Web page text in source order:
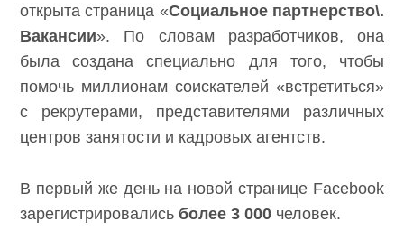
открыта страница «Социальное партнерство\.
Вакансии». По словам разработчиков, она
была создана специально для того, чтобы
помочь миллионам соискателей «встретиться»
с рекрутерами, представителями различных
центров занятости и кадровых агентств.
В первый же день на новой странице Facebook
зарегистрировалисьболее 3 000 человек.